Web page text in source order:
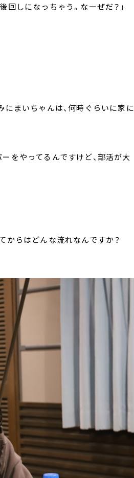
回しになっちゃう。なーぜだ？」
にまいちゃんは、何時ぐらいに家に
をやってるんですけど、部活が大
からはどんな流れなんですか？